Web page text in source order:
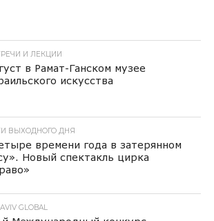
И ЛЕКЦИИ
в Рамат-Ганском музее
искусства
ВЫХОДНОГО ДНЯ
времени года в затерянном
Новый спектакль цирка
GLOBAL